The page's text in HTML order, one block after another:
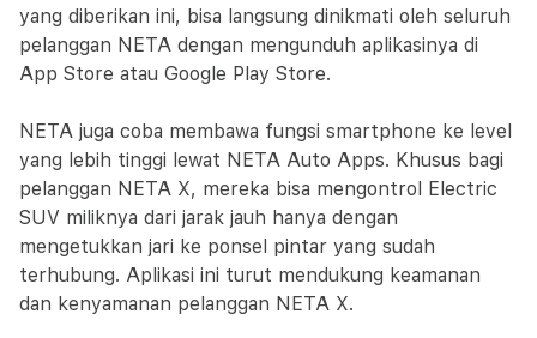
yang diberikan ini, bisa langsung dinikmati oleh seluruh
pelanggan NETA dengan mengunduh aplikasinya di
App Store atau Google Play Store.
NETA juga coba membawa fungsi smartphone ke level
yang lebih tinggi lewat NETA Auto Apps. Khusus bagi
pelanggan NETA X, mereka bisa mengontrol Electric
SUV miliknya dari jarak jauh hanya dengan
mengetukkan jari ke ponsel pintar yang sudah
terhubung. Aplikasi ini turut mendukung keamanan
dan kenyamanan pelanggan NETA X.